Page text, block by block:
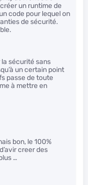
un runtime de
code pour lequel on
de sécurité.
sécurité sans
un certain point
passe de toute
à mettre en
bon, le 100%
creer des
…